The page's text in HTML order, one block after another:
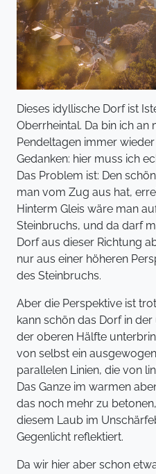
Dieses idyllische Dorf ist
Oberrheintal. Da bin ich an
Pendeltagen immer
Gedanken: hier muss ich
Das Problem ist: Den
man vom Zug aus hat,
Hinterm Gleis wäre man
Steinbruchs, und da darf
Dorf aus dieser Richtung
nur aus einer höheren
des Steinbruchs.
Aber die Perspektive ist
kann schön das Dorf in
der oberen Hälfte
von selbst ein
parallelen Linien, die von
Das Ganze im warmen
das noch mehr zu
diesem Laub im
Gegenlicht reflektiert.
Da wir hier aber schon